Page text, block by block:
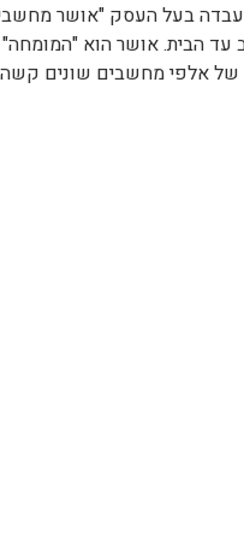
עד הבית. אושר הוא
של אלפי מחשבים שונים